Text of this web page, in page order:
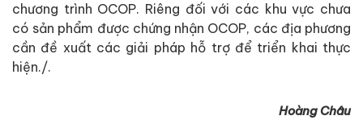
chương trình OCOP. Riêng đối với các khu vực chưa
có sản phẩm được chứng nhận OCOP, các địa phương
cần đề xuất các giải pháp hỗ trợ để triển khai thực
hiện./.
Hoàng Châu